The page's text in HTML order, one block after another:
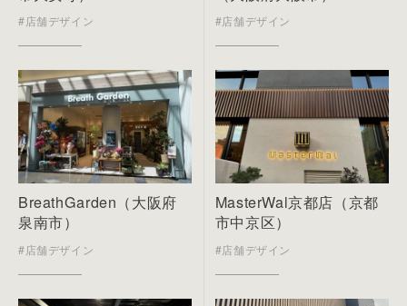
#店舗デザイン #店舗デザイン
BreathGarden（大阪府
泉南市）
#店舗デザイン
MasterWal京都店（京都
市中京区）
#店舗デザイン